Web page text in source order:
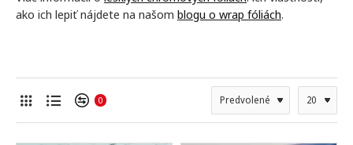
ako ich lepiť nájdete na našom blogu o wrap fóliách.
0